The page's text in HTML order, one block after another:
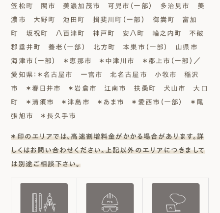
笠松町 関市 美濃加茂市 可児市（一部） 多治見市 美
濃市 大野町 池田町 揖斐川町（一部） 御嵩町 富加
町 坂祝町 八百津町 神戸町 安八町 輪之内町 不破
郡垂井町 養老（一部） 北方町 本巣市（一部） 山県市
海津市（一部） ＊恵那市 ＊中津川市 ＊郡上市（一部）／
愛知県：＊名古屋市 一宮市 北名古屋市 小牧市 稲沢
市 ＊春日井市 ＊岩倉市 江南市 扶桑町 犬山市 大口
町 ＊清須市 ＊津島市 ＊あま市 ＊愛西市（一部） ＊尾
張旭市 ＊長久手市
＊印のエリアでは、高速割増料金がかかる場合があります。詳
しくはお問い合わせください。上記以外のエリアにつきまして
は別途ご相談下さい。